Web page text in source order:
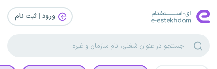
ورود | ثبت‌ نام